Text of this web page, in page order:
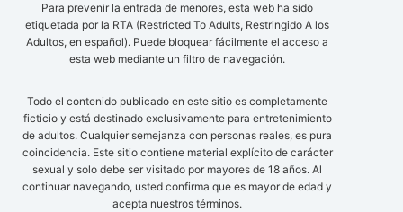
Para prevenir la entrada de menores, esta web ha sido
etiquetada por la RTA (Restricted To Adults, Restringido A los
Adultos, en español). Puede bloquear fácilmente el acceso a
esta web mediante un filtro de navegación.
Todo el contenido publicado en este sitio es completamente
ficticio y está destinado exclusivamente para entretenimiento
de adultos. Cualquier semejanza con personas reales, es pura
coincidencia. Este sitio contiene material explícito de carácter
sexual y solo debe ser visitado por mayores de 18 años. Al
continuar navegando, usted confirma que es mayor de edad y
acepta nuestros términos.